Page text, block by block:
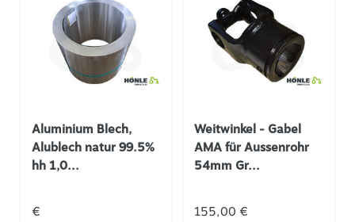
Aluminium Blech,
Alublech natur 99.5%
hh 1,0...
€
Weitwinkel - Gabel
AMA für Aussenrohr
54mm Gr...
155,00 €